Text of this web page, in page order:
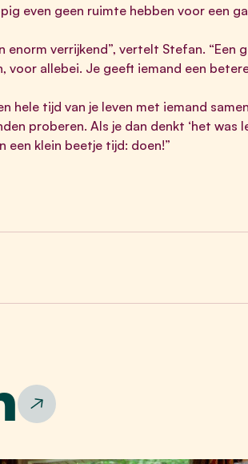
even geen ruimte hebben voor een
enorm verrijkend”, vertelt Stefan. “Een
voor allebei. Je geeft iemand een
hele tijd van je leven met iemand
proberen. Als je dan denkt ‘het was
een klein beetje tijd: doen!”